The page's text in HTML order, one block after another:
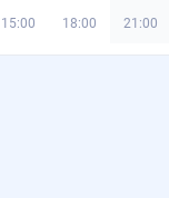
15:00 18:00 21:00